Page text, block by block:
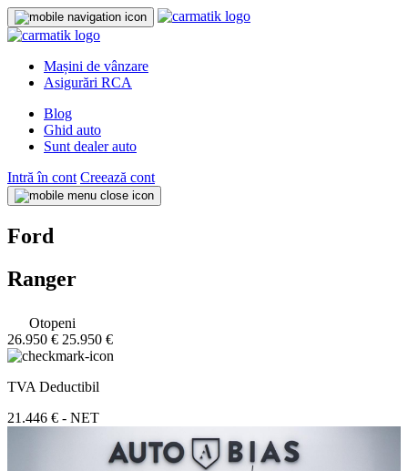
Mașini de vânzare
Asigurări RCA
Blog
Ghid auto
Sunt dealer auto
Intră în cont Creează cont
Ford
Ranger
Otopeni
26.950 € 25.950 €
TVA Deductibil
21.446 € - NET